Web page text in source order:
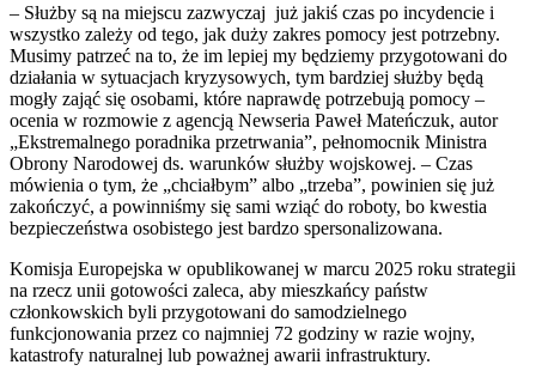
– Służby są na miejscu zazwyczaj już jakiś czas po incydencie i
wszystko zależy od tego, jak duży zakres pomocy jest potrzebny.
Musimy patrzeć na to, że im lepiej my będziemy przygotowani do
działania w sytuacjach kryzysowych, tym bardziej służby będą
mogły zająć się osobami, które naprawdę potrzebują pomocy –
ocenia w rozmowie z agencją Newseria Paweł Mateńczuk, autor
„Ekstremalnego poradnika przetrwania”, pełnomocnik Ministra
Obrony Narodowej ds. warunków służby wojskowej. – Czas
mówienia o tym, że „chciałbym” albo „trzeba”, powinien się już
zakończyć, a powinniśmy się sami wziąć do roboty, bo kwestia
bezpieczeństwa osobistego jest bardzo spersonalizowana.
Komisja Europejska w opublikowanej w marcu 2025 roku strategii
na rzecz unii gotowości zaleca, aby mieszkańcy państw
członkowskich byli przygotowani do samodzielnego
funkcjonowania przez co najmniej 72 godziny w razie wojny,
katastrofy naturalnej lub poważnej awarii infrastruktury.